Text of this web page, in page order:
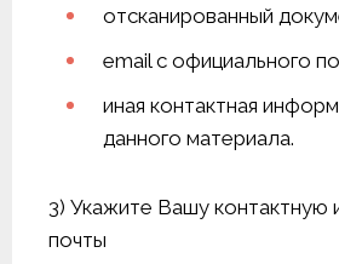
отсканированный
email с официального
иная контактная
данного материала.
3) Укажите Вашу
почты